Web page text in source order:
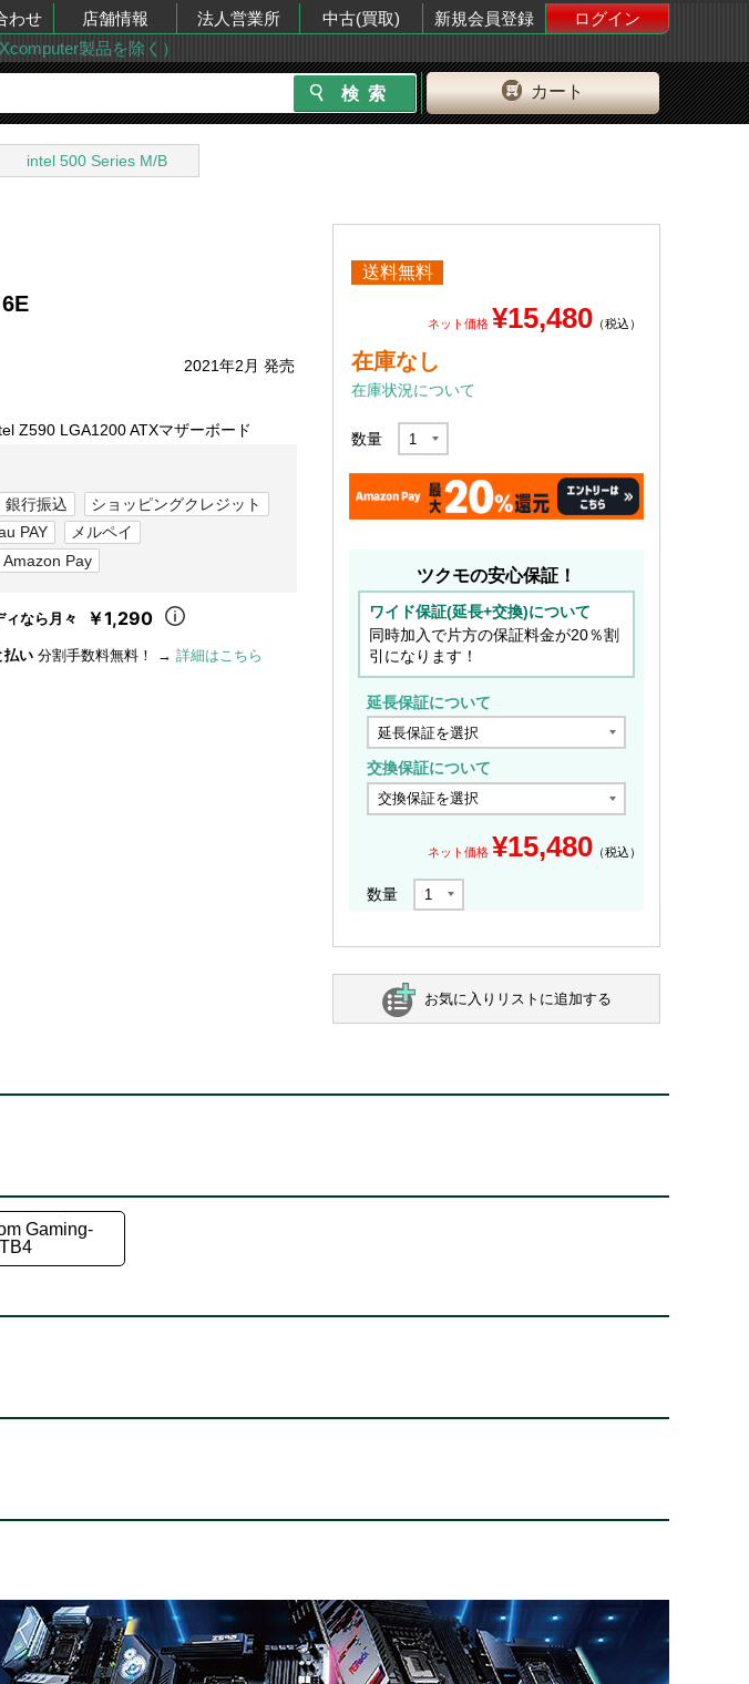
わせ 店舗情報 法人営業所 中古(買取) 新規会員登録
ログイン
製品を除く）
カート
intel 500 Series M/B
2021年2月 発売
Z590 LGA1200 ATXマザーボード
銀行振込
ショッピングクレジット
PAY
メルペイ
Amazon Pay
ィなら月々 ￥1,290
払い 分割手数料無料！ → 詳細はこちら
送料無料
ネット価格 ¥15,480 （税込）
在庫なし
在庫状況について
数量
ツクモの安心保証！
ワイド保証(延長+交換)について
同時加入で片方の保証料金が20％割
引になります！
延長保証について
交換保証について
ネット価格 ¥15,480 （税込）
数量
お気に入りリストに追加する
Gaming-